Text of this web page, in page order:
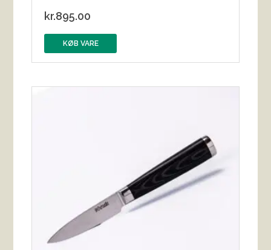
kr.895.00
KØB VARE